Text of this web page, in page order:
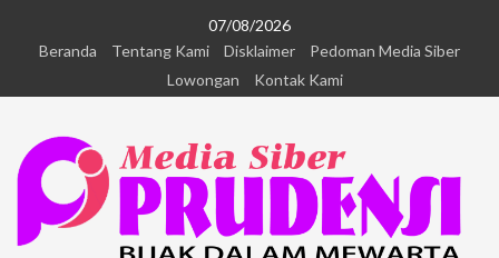
07/08/2026
Beranda
Tentang Kami Disklaimer
Pedoman Media Siber
Lowongan
Kontak Kami